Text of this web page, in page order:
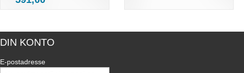
DIN KONTO
E-postadresse